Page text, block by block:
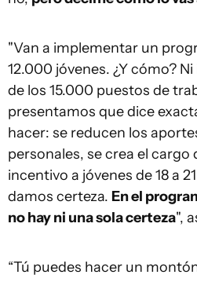
"Van a implementar un
12.000 jóvenes. ¿Y cómo?
de los 15.000 puestos de
presentamos que dice
hacer: se reducen los
personales, se crea el cargo
incentivo a jóvenes de 18 a
damos certeza. En el
no hay ni una sola certeza",
“Tú puedes hacer un